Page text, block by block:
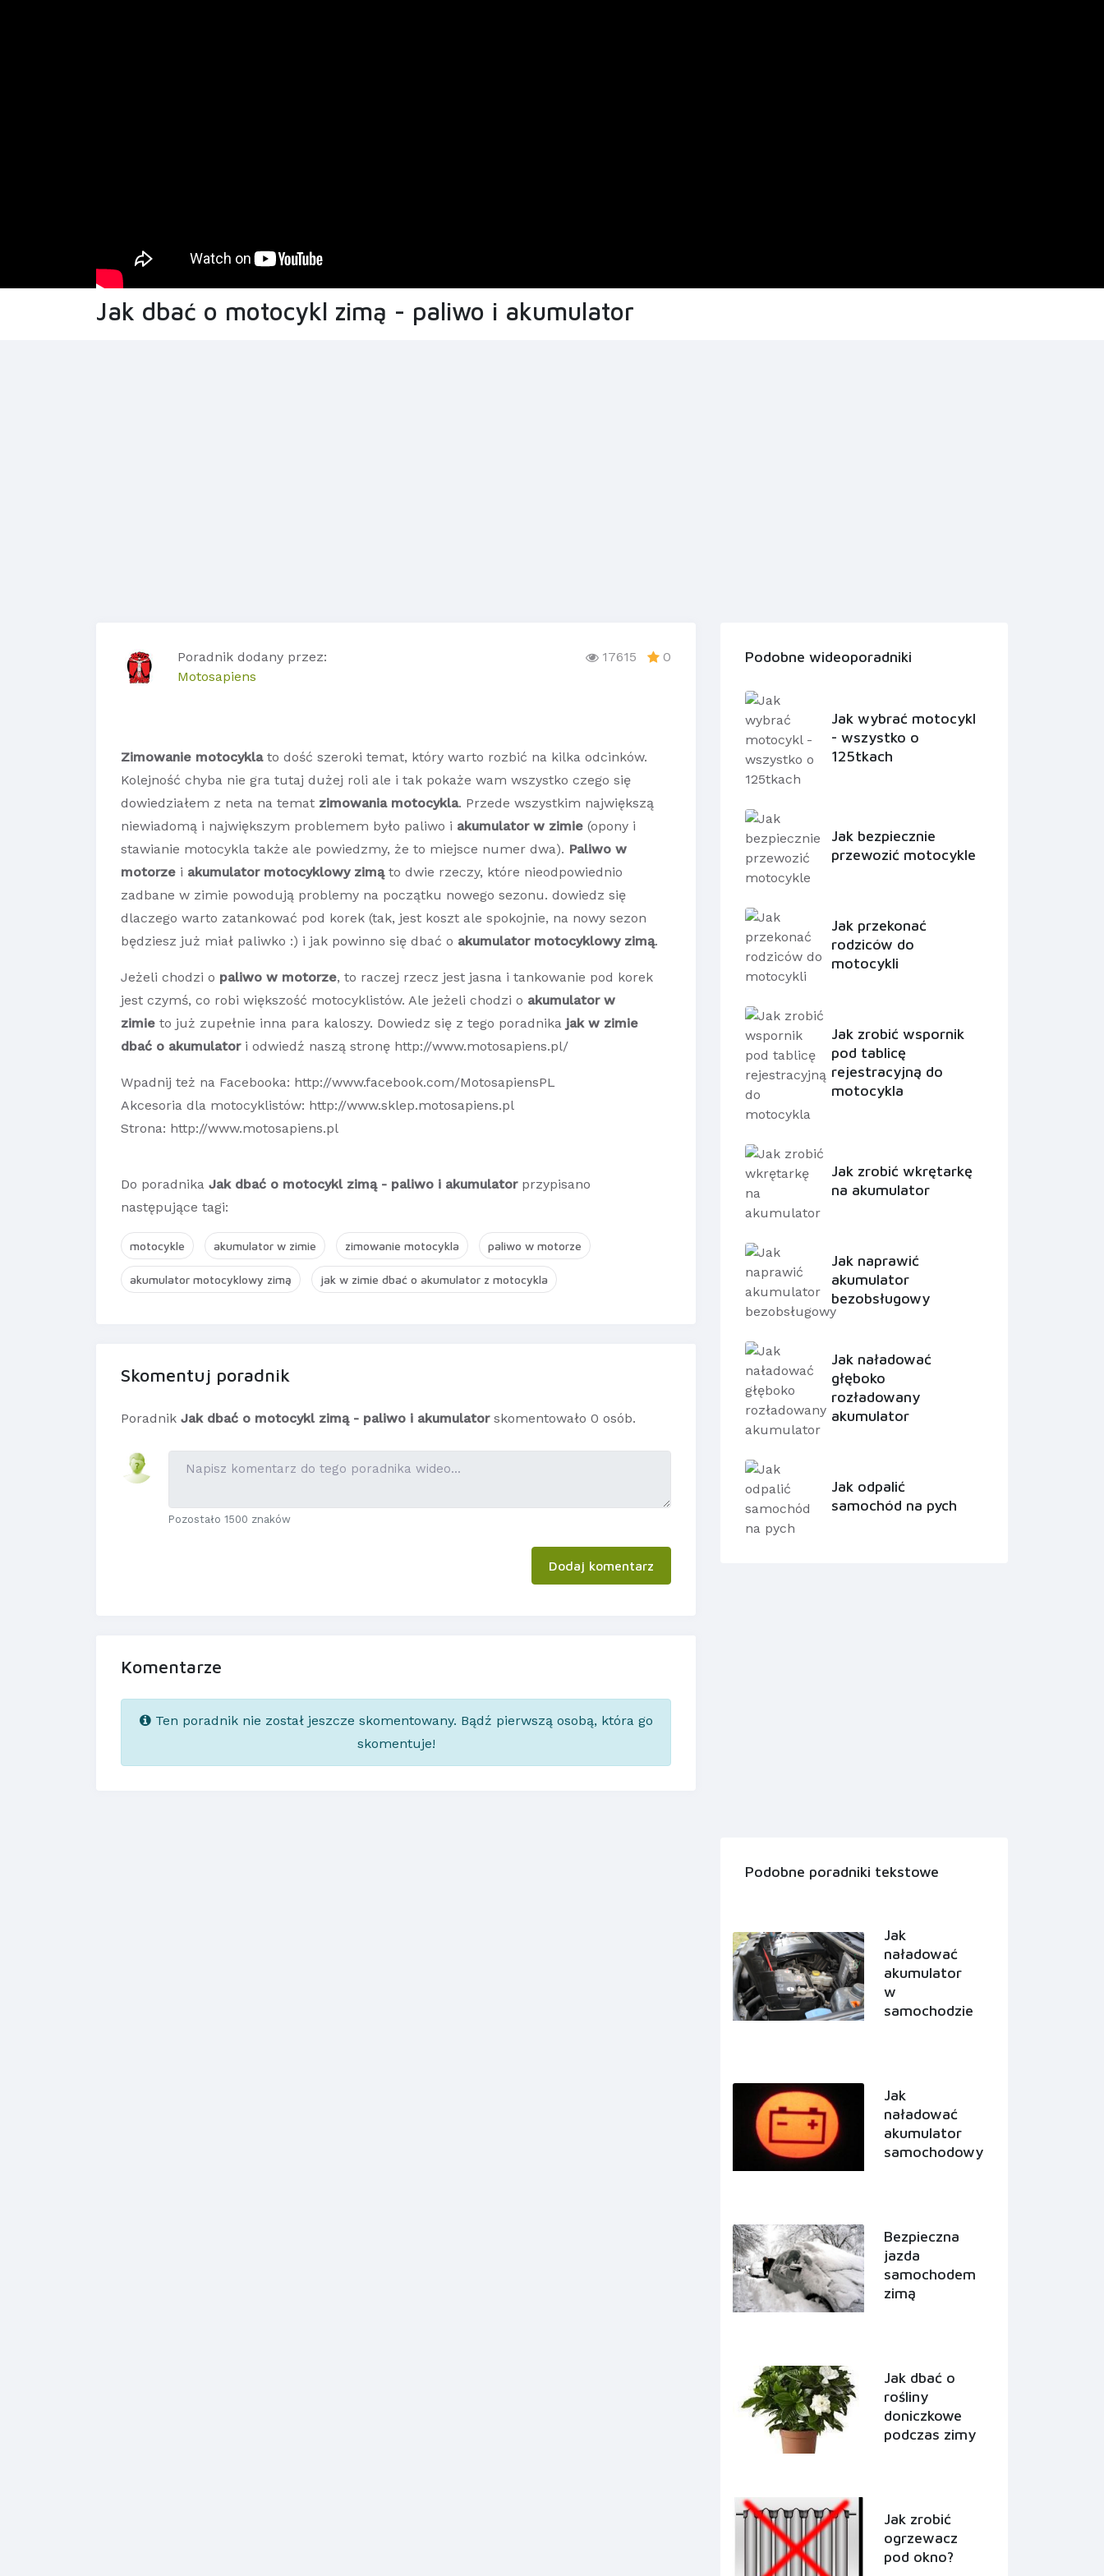
Jak dbać o motocykl zimą - paliwo i akumulator
Poradnik dodany przez:
Motosapiens
17615 0
Zimowanie motocyklato dość szeroki temat, który warto rozbić na kilka odcinków.
Kolejność chyba nie gra tutaj dużej roli ale i tak pokaże wam wszystko czego się
dowiedziałem z neta na temat zimowania motocykla. Przede wszystkim największą
niewiadomą i największym problemem było paliwo i akumulator w zimie (opony i
stawianie motocykla także ale powiedzmy, że to miejsce numer dwa). Paliwo w
motorze i akumulator motocyklowy zimąto dwie rzeczy, które nieodpowiednio
zadbane w zimie powodują problemy na początku nowego sezonu. dowiedz się
dlaczego warto zatankować pod korek (tak, jest koszt ale spokojnie, na nowy sezon
będziesz już miał paliwko :) i jak powinno się dbać o akumulator motocyklowy zimą.
Jeżeli chodzi o paliwo w motorze, to raczej rzecz jest jasna i tankowanie pod korek
jest czymś, co robi większość motocyklistów. Ale jeżeli chodzi o akumulator w
zimie to już zupełnie inna para kaloszy. Dowiedz się z tego poradnika jak w zimie
dbać o akumulatori odwiedź naszą stronę http://www.motosapiens.pl/
Wpadnij też na Facebooka: http://www.facebook.com/MotosapiensPL
Akcesoria dla motocyklistów: http://www.sklep.motosapiens.pl
Strona: http://www.motosapiens.pl
Do poradnika Jak dbać o motocykl zimą - paliwo i akumulatorprzypisano
następujące tagi:
motocykle akumulator w zimie zimowanie motocykla paliwo w motorze
akumulator motocyklowy zimą jak w zimie dbać o akumulator z motocykla
Skomentuj poradnik
Poradnik Jak dbać o motocykl zimą - paliwo i akumulatorskomentowało 0 osób.
Pozostało 1500 znaków
Dodaj komentarz
Komentarze
Ten poradnik nie został jeszcze skomentowany. Bądź pierwszą osobą, która go
skomentuje!
Podobne wideoporadniki
Jak wybrać motocykl
- wszystko o
125tkach
Jak bezpiecznie
przewozić motocykle
Jak przekonać
rodziców do
motocykli
Jak zrobić wspornik
pod tablicę
rejestracyjną do
motocykla
Jak zrobić wkrętarkę
na akumulator
Jak naprawić
akumulator
bezobsługowy
Jak naładować
głęboko
rozładowany
akumulator
Jak odpalić
samochód na pych
Podobne poradniki tekstowe
Jak
naładować
akumulator
w
samochodzie
Jak
naładować
akumulator
samochodowy
Bezpieczna
jazda
samochodem
zimą
Jak dbać o
rośliny
doniczkowe
podczas zimy
Jak zrobić
ogrzewacz
pod okno?